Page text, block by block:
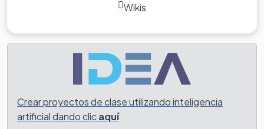
Wikis
Crear proyectos de clase utilizando inteligencia
artificial dando clicaquí